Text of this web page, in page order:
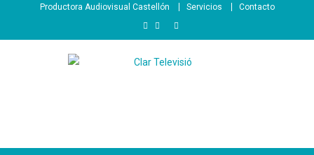
contenido
Productora Audiovisual Castellón Servicios Contacto